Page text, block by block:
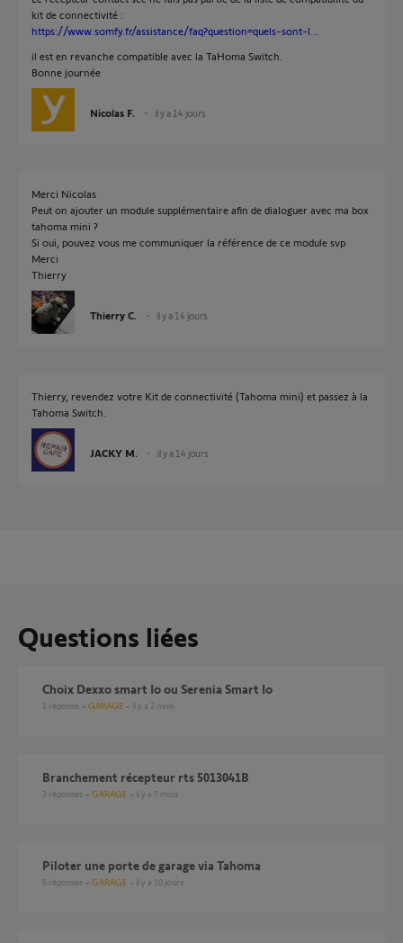
kit de connectivité :
https://www.somfy.fr/assistance/faq?question=quels-sont-l...
il est en revanche compatible avec la TaHoma Switch.
Bonne journée
Nicolas F. il y a 14 jours
Merci Nicolas
Peut on ajouter un module supplémentaire afin de dialoguer avec ma box
tahoma mini ?
Si oui, pouvez vous me communiquer la référence de ce module svp
Merci
Thierry
Thierry C. il y a 14 jours
Thierry, revendez votre Kit de connectivité (Tahoma mini) et passez à la
Tahoma Switch.
JACKY M. il y a 14 jours
Questions liées
Choix Dexxo smart Io ou Serenia Smart Io
1 réponse GARAGE il y a 2 mois
Branchement récepteur rts 5013041B
2 réponses GARAGE il y a 7 mois
Piloter une porte de garage via Tahoma
6 réponses GARAGE il y a 10 jours